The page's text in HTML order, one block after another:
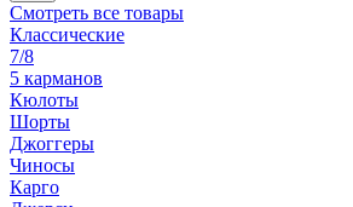
Смотреть все товары
Классические
7/8
5 карманов
Кюлоты
Шорты
Джоггеры
Чиносы
Карго